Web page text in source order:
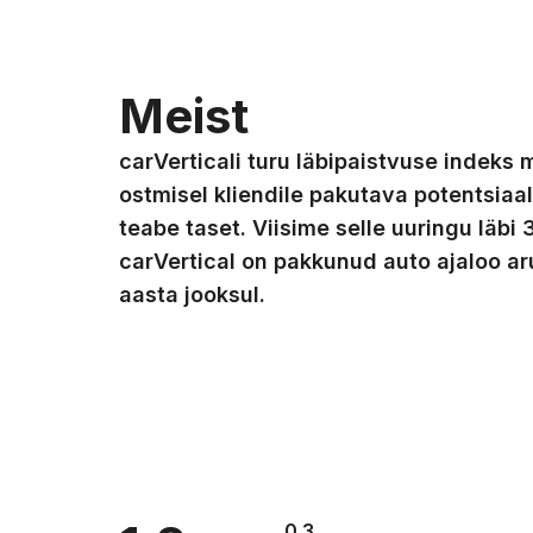
Meist
carVerticali turu läbipaistvuse indeks
ostmisel kliendile pakutava
teabe taset. Viisime selle uuringu läbi
carVertical on pakkunud auto ajaloo
aasta jooksul.